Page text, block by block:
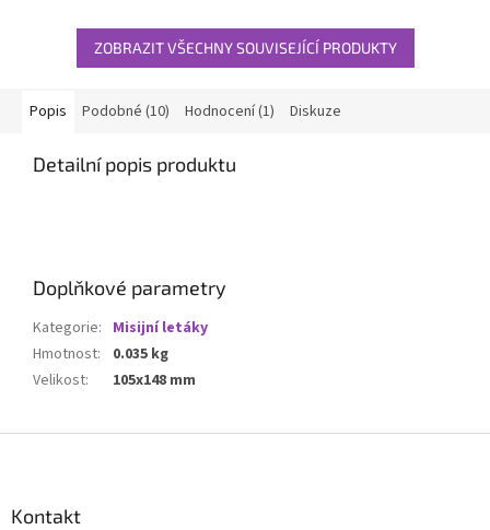
ZOBRAZIT VŠECHNY SOUVISEJÍCÍ PRODUKTY
Popis Podobné (10) Hodnocení (1) Diskuze
Detailní popis produktu
Doplňkové parametry
Kategorie: Misijní letáky
Hmotnost:
0.035 kg
Velikost: 105x148 mm
Kontakt